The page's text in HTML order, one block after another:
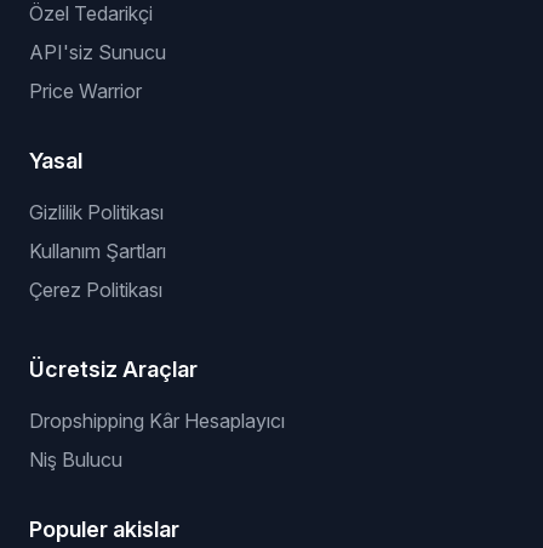
Özel Tedarikçi
API'siz Sunucu
Price Warrior
Yasal
Gizlilik Politikası
Kullanım Şartları
Çerez Politikası
Ücretsiz Araçlar
Dropshipping Kâr Hesaplayıcı
Niş Bulucu
Populer akislar